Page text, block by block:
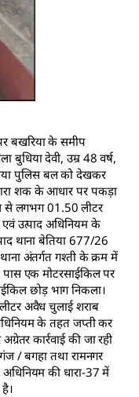
बखरिया के समीप
बुधिया देवी, उम्र 48 वर्ष,
पुलिस बल को देखकर
शक के आधार पर पकड़ा
से लगभग 01.50 लीटर
उत्पाद अधिनियम के
थाना बेतिया 677/26
अंतर्गत गश्ती के क्रम में
एक मोटरसाईकिल पर
छोड़ भाग निकला।
अवैध चुलाई शराब
के तहत जप्ती कर
कार्रवाई की जा रही
/ बगहा तथा रामनगर
अधिनियम की धारा-37 में